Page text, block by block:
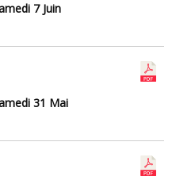
7 Juin
31 Mai